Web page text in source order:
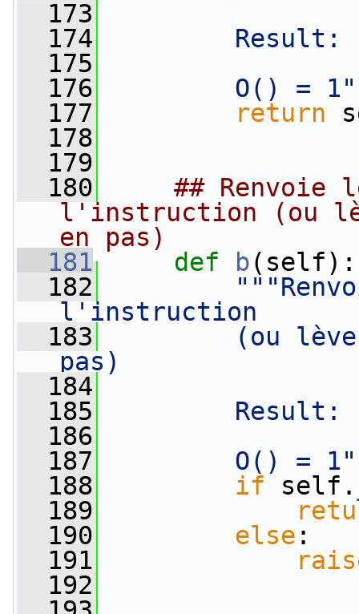
  173
  174
Result:
  175
  176
O() =
  177
return
  178
  179
  180
## Renvoie
l'instruction (ou
en pas)
  181
def b(self):
  182
l'instruction
  183
(ou
pas)
  184
  185
Result:
  186
  187
O() =
  188
if self.
  189
  190
else :
  191
  192